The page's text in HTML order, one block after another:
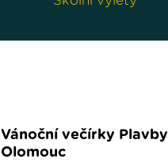
Vánoční večírky Plavby
Olomouc